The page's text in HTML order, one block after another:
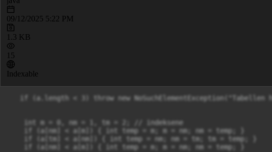
09/12/2025 5:22 PM
1.3 KB
15
Indexable
if (a.length < 3) throw new NoSuchElementException("Tabellen
    int m = 0, nm = 1, tm = 2; // indeksene
    if (a[nm] < a[m]) { int temp = m; m = nm; nm = temp; }
    if (a[tm] < a[nm]) { int temp = nm; nm = tm; tm = temp; }
    if (a[nm] < a[m]) { int temp = m; m = nm; nm = temp; }